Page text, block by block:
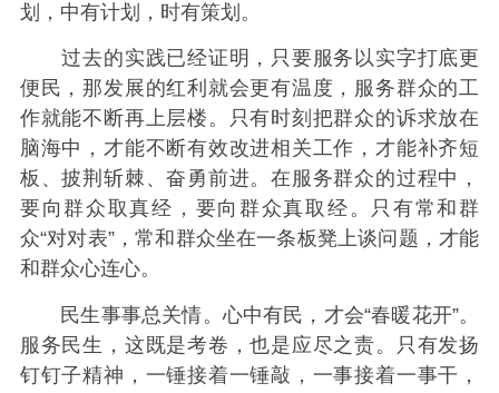
划，中有计划，时有策划。
过去的实践已经证明，只要服务以实字打底更
便民，那发展的红利就会更有温度，服务群众的工
作就能不断再上层楼。只有时刻把群众的诉求放在
脑海中，才能不断有效改进相关工作，才能补齐短
板、披荆斩棘、奋勇前进。在服务群众的过程中，
要向群众取真经，要向群众真取经。只有常和群
众“对对表”，常和群众坐在一条板凳上谈问题，才能
和群众心连心。
民生事事总关情。心中有民，才会“春暖花开”。
服务民生，这既是考卷，也是应尽之责。只有发扬
钉钉子精神，一锤接着一锤敲，一事接着一事干，